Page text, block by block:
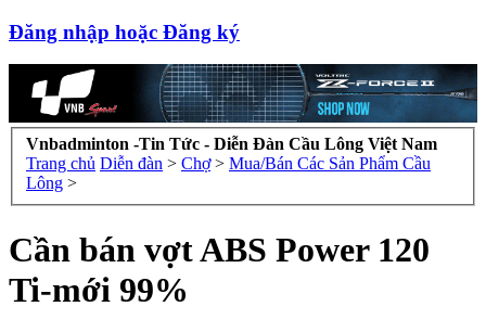
Đăng nhập hoặc Đăng ký
Vnbadminton -Tin Tức - Diễn Đàn Cầu Lông Việt Nam
Trang chủ Diễn đàn > Chợ > Mua/Bán Các Sản Phẩm Cầu
Lông >
Cần bán vợt ABS Power 120
Ti-mới 99%